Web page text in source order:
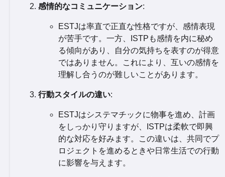
感情的なコミュニケーション:
ESTJは率直で正直な性格ですが、感情表現
が苦手です。一方、ISTPも感情を内に秘め
る傾向があり、自分の気持ちを表すのが得意
ではありません。これにより、互いの感情を
理解し合うのが難しいことがあります。
行動スタイルの違い:
ESTJはシステマチックに物事を進め、計画
をしっかり守りますが、ISTPは柔軟で即興
的な対応を好みます。この違いは、共同でプ
ロジェクトを進めるときや日常生活での行動
に影響を与えます。